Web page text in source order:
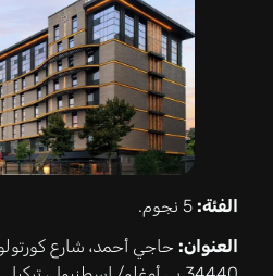
الفئة:
العنوان: